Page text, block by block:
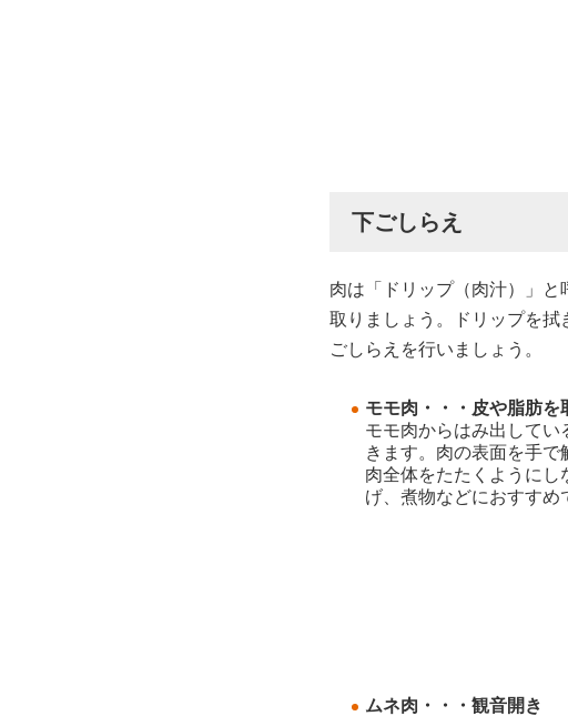
下ごしらえ
肉は「ドリップ（肉汁）」
取りましょう。ドリップを
ごしらえを行いましょう。
モモ肉・・・皮や脂肪を
モモ肉からはみ出して
きます。肉の表面を手
肉全体をたたくように
げ、煮物などにおすすめ
ムネ肉・・・観音開き